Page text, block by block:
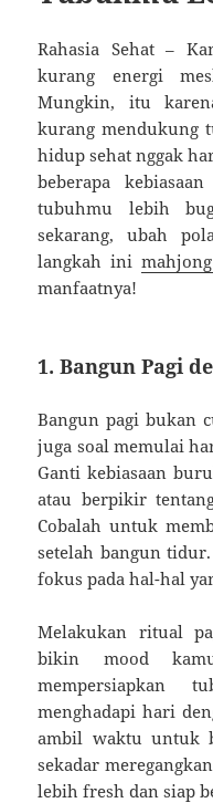
Rahasia Sehat –
kurang energi
Mungkin, itu
kurang mendukung
hidup sehat nggak
beberapa
tubuhmu lebih
sekarang, ubah
langkah ini
manfaatnya!
1. Bangun Pagi
Bangun pagi bukan
juga soal memulai
Ganti kebiasaan
atau berpikir
Cobalah untuk
setelah bangun
fokus pada hal-hal
Melakukan ritual
bikin mood
mempersiapkan
menghadapi hari
ambil waktu untuk
sekadar
lebih fresh dan siap